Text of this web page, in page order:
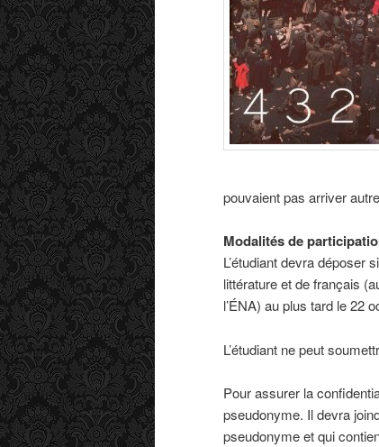
pouvaient pas arriver
Modalités de
L’étudiant devra déposer
littérature et de français
l’ÉNA) au plus tard le 22
L’étudiant ne peut
Pour assurer la
pseudonyme. Il devra
pseudonyme et qui